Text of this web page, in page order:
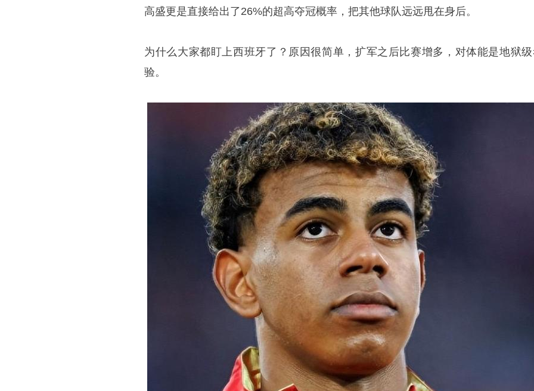
高盛更是直接给出了26%的超高夺冠概率，把其他球队远远甩在身后。
为什么大家都盯上西班牙了？原因很简单，扩军之后比赛增多，对体能是地狱
验。